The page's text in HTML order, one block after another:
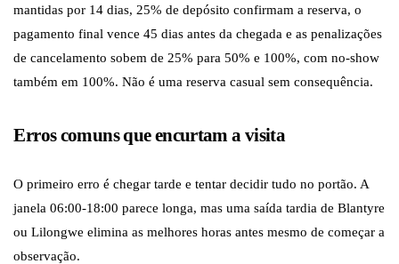
mantidas por 14 dias, 25% de depósito confirmam a reserva, o
pagamento final vence 45 dias antes da chegada e as penalizações
de cancelamento sobem de 25% para 50% e 100%, com no-show
também em 100%. Não é uma reserva casual sem consequência.
Erros comuns que encurtam a visita
O primeiro erro é chegar tarde e tentar decidir tudo no portão. A
janela 06:00-18:00 parece longa, mas uma saída tardia de Blantyre
ou Lilongwe elimina as melhores horas antes mesmo de começar a
observação.